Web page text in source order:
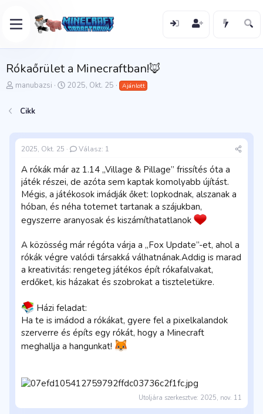
Rókaőrület a Minecraftban!🦊
T
n
manubazsi
K
d
á
u
m
2025, Okt. 25 Ajánlott
Cikk
2025, Okt. 25 Válasz: 1
A rókák már az 1.14 „Village & Pillage” frissítés óta a
játék részei, de azóta sem kaptak komolyabb újítást.
Mégis, a játékosok imádják őket: lopkodnak, alszanak a
hóban, és néha totemet tartanak a szájukban,
egyszerre aranyosak és kiszámíthatatlanok
A közösség már régóta várja a „Fox Update”-et, ahol a
rókák végre valódi társakká válhatnának.Addig is marad
a kreativitás: rengeteg játékos épít rókafalvakat,
erdőket, kis házakat és szobrokat a tiszteletükre.
Házi feladat:
Ha te is imádod a rókákat, gyere fel a pixelkalandok
szerverre és építs egy rókát, hogy a Minecraft
meghallja a hangunkat!
Utoljára szerkesztve: 2025, nov. 11